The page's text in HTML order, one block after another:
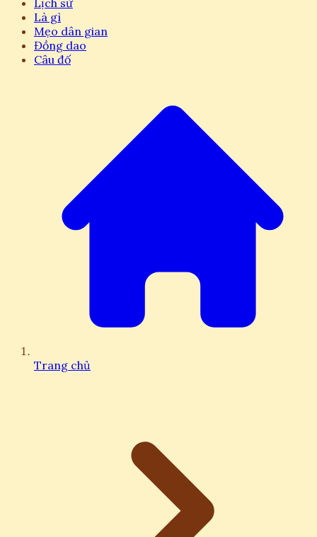
Lịch sử
Là gì
Mẹo dân gian
Đồng dao
Câu đố
Trang chủ